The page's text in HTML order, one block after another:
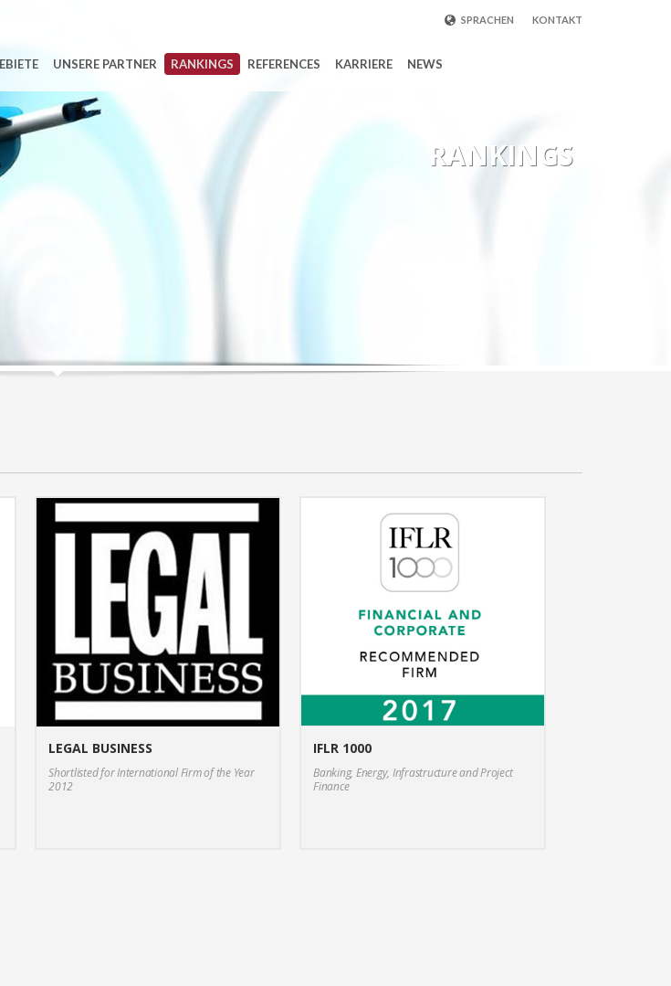
KONTAKT
SPRACHEN
TÜRKİSCH
UNSERE PARTNER RANKINGS REFERENCES KARRIERE NEWS
RANKINGS
LEGAL BUSINESS
Shortlisted for International Firm of the Year
2012
IFLR 1000
Banking, Energy, Infrastructure and Project
Finance